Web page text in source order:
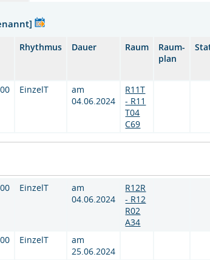
Rhythmus Dauer Raum
Raum-
plan
EinzelT
am
04.06.2024
R11T
- R11
T04
C69
EinzelT
am
04.06.2024
R12R
- R12
R02
A34
EinzelT
am
25.06.2024